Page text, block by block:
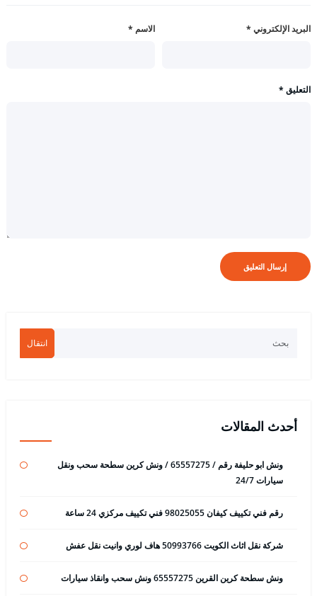
الاسم * البريد الإلكتروني *
التعليق *
انتقال
أحدث المقالات
ونش ابو حليفة رقم / 65557275 / ونش كرين سطحة سحب ونقل
سيارات 24/7
رقم فني تكييف كيفان 98025055 فني تكييف مركزي 24 ساعة
شركة نقل اثاث الكويت 50993766 هاف لوري وانيت نقل عفش
ونش سطحة كرين القرين 65557275 ونش سحب وانقاذ سيارات